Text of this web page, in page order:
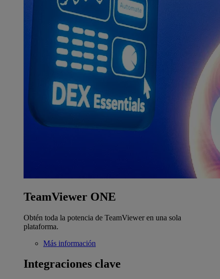
TeamViewer ONE
Obtén toda la potencia de TeamViewer en una sola
plataforma.
Más información
Integraciones clave